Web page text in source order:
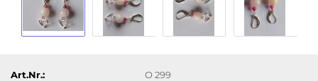
Art.Nr.:
O 299